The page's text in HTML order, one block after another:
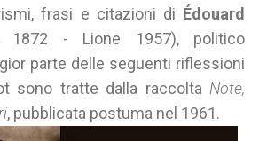
frasi e citazioni di Édouard
1872 - Lione 1957), politico
parte delle seguenti riflessioni
sono tratte dalla raccolta Note,
, pubblicata postuma nel 1961.